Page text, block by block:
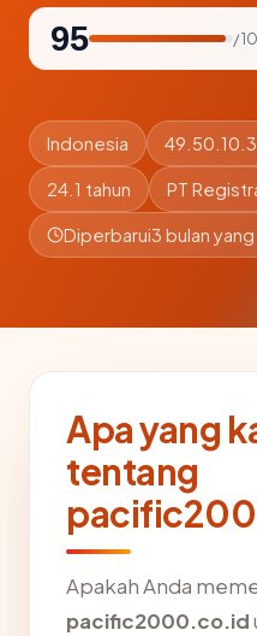
95 /
Indonesia
24.1 tahun PT
Diperbarui3 bulan yang
Apa yang
tentang
Apakah Anda
pacific2000.co.id